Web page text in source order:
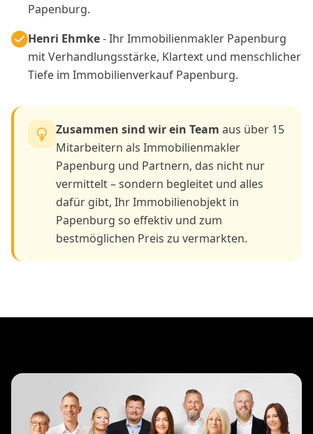
Papenburg.
Henri Ehmke- Ihr Immobilienmakler Papenburg
mit Verhandlungsstärke, Klartext und menschlicher
Tiefe im Immobilienverkauf Papenburg.
Zusammen sind wir ein Team aus über 15
Mitarbeitern als Immobilienmakler
Papenburg und Partnern, das nicht nur
vermittelt – sondern begleitet und alles
dafür gibt, Ihr Immobilienobjekt in
Papenburg so effektiv und zum
bestmöglichen Preis zu vermarkten.